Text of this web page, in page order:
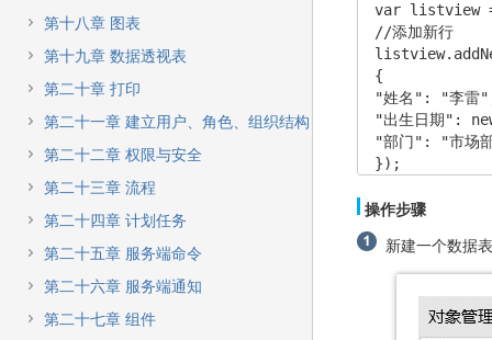
第十八章 图表
第十九章 数据透视表
第二十章 打印
第二十一章 建立用户、角色、组织结构
第二十二章 权限与安全
第二十三章 流程
第二十四章 计划任务
第二十五章 服务端命令
第二十六章 服务端通知
第二十七章 组件
var listview
//添加新行
{
"姓名": "李雷
"出生日期":
"部门": "市场
});
操作步骤
新建一个数据